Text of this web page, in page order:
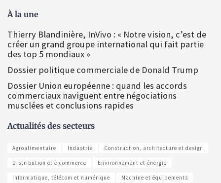
À la une
Thierry Blandinière, InVivo : « Notre vision, c’est de
créer un grand groupe international qui fait partie
des top 5 mondiaux »
Dossier politique commerciale de Donald Trump
Dossier Union européenne : quand les accords
commerciaux naviguent entre négociations
musclées et conclusions rapides
Actualités des secteurs
Agroalimentaire Industrie Construction, architecture et design
Distribution et e-commerce Environnement et énergie
Informatique, télécom et numérique Machine et équipements